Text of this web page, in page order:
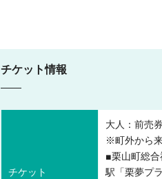
チケット情報
チケット
大人：前売
※町外から
■栗山町総
駅「栗夢プ